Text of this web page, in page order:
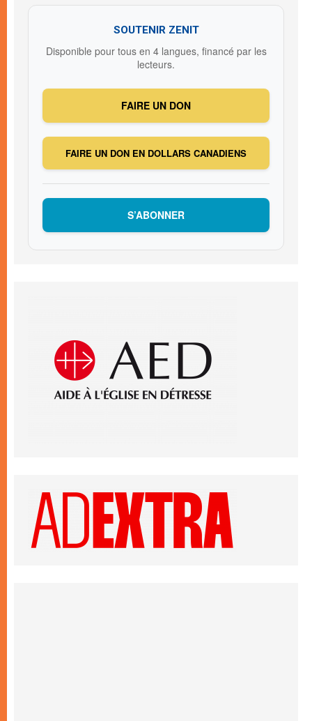
SOUTENIR ZENIT
Disponible pour tous en 4 langues, financé par les
lecteurs.
FAIRE UN DON
FAIRE UN DON EN DOLLARS CANADIENS
S’ABONNER